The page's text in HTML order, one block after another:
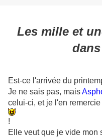
Les mille et
Est-ce l'arrivée du
Je ne sais pas, mais
celui-ci, et je l'en remercie
!
Elle veut que je vide mon